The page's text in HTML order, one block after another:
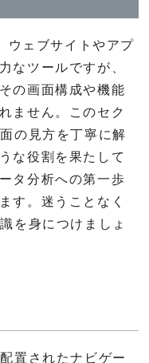
ェブサイトやアプ
なツールですが、
の画面構成や機能
ません。このセク
の見方を丁寧に解
な役割を果たして
タ分析への第一歩
す。迷うことなく
を身につけましょ
置されたナビゲー